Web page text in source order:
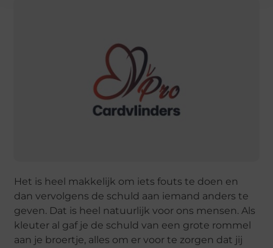
Het is heel makkelijk om iets fouts te doen en
dan vervolgens de schuld aan iemand anders te
geven. Dat is heel natuurlijk voor ons mensen. Als
kleuter al gaf je de schuld van een grote rommel
aan je broertje, alles om er voor te zorgen dat jij